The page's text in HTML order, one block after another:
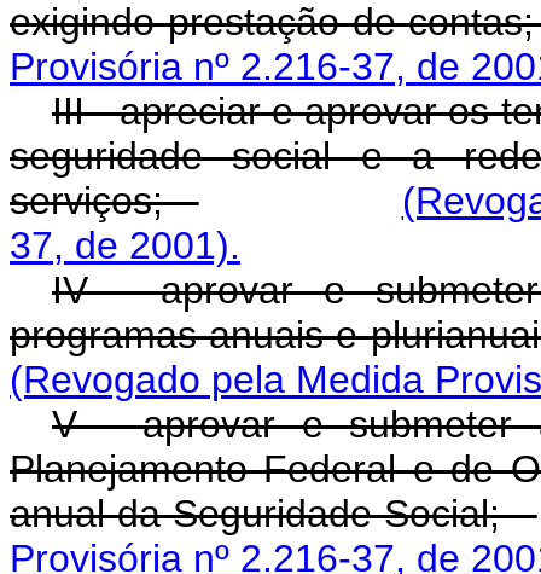
exigindo prestação de
Provisória nº 2.216-37, de
III - apreciar e aprovar os
seguridade social e a
serviços;
37, de 2001).
IV - aprovar e
programas anuais e
(Revogado pela Medida
V - aprovar e submeter
Planejamento Federal e de
anual da Seguridade Social;
Provisória nº 2.216-37, de